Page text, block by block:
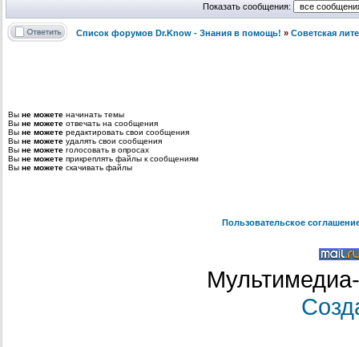
Показать сообщения:
Список форумов Dr.Know - Знания в помощь! » Советская
Вы не можете начинать темы
Вы не можете отвечать на сообщения
Вы не можете редактировать свои сообщения
Вы не можете удалять свои сообщения
Вы не можете голосовать в опросах
Вы не можете прикреплять файлы к сообщениям
Вы не можете скачивать файлы
Пользовательское